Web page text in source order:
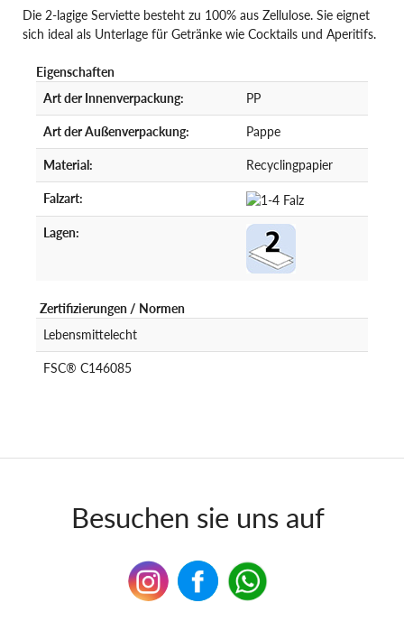
Die 2-lagige Serviette besteht zu 100% aus Zellulose. Sie eignet
sich ideal als Unterlage für Getränke wie Cocktails und Aperitifs.
Eigenschaften
Art der Innenverpackung:
PP
Art der Außenverpackung: Pappe
Material: Recyclingpapier
Falzart:
Lagen:
Zertifizierungen / Normen
Lebensmittelecht
FSC® C146085
Besuchen sie uns auf